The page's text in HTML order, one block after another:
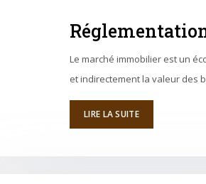
Le marché immobilier est un
et indirectement la valeur des
LIRE LA SUITE